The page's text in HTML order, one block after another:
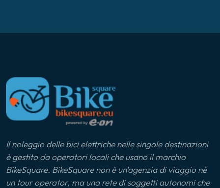
Il noleggio delle bici elettriche nelle singole destinazioni
è gestito da operatori locali che usano il marchio
BikeSquare. BikeSquare non è un'agenzia di viaggio nè
un tour operator, ma una rete di soggetti autonomi che